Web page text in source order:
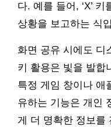
다. 예를 들어, ‘X’
상황을 보고하는 식
화면 공유 시에도 디
키 활용은 빛을 발합
특정 게임 창이나 애
유하는 기능은 개인
게 더 명확한 정보를